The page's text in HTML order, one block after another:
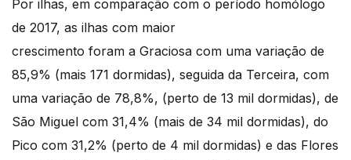
Por ilhas, em comparação com o período homólogo
de 2017, as ilhas com maior
crescimento foram a Graciosa com uma variação de
85,9% (mais 171 dormidas), seguida da Terceira, com
uma variação de 78,8%, (perto de 13 mil dormidas), de
São Miguel com 31,4% (mais de 34 mil dormidas), do
Pico com 31,2% (perto de 4 mil dormidas) e das Flores